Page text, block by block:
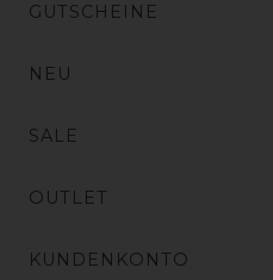
GUTSCHEINE
NEU
SALE
OUTLET
KUNDENKONTO